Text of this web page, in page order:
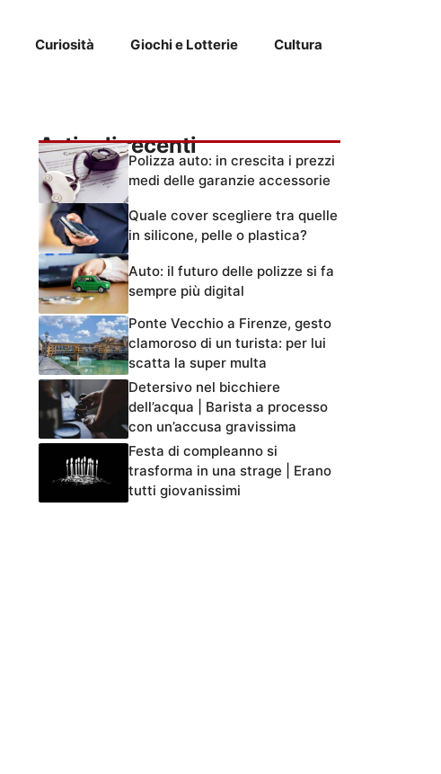
Curiosità Giochi e Lotterie Cultura
Articoli recenti
Polizza auto: in crescita i prezzi
medi delle garanzie accessorie
Quale cover scegliere tra quelle
in silicone, pelle o plastica?
Auto: il futuro delle polizze si fa
sempre più digital
Ponte Vecchio a Firenze, gesto
clamoroso di un turista: per lui
scatta la super multa
Detersivo nel bicchiere
dell’acqua | Barista a processo
con un’accusa gravissima
Festa di compleanno si
trasforma in una strage | Erano
tutti giovanissimi